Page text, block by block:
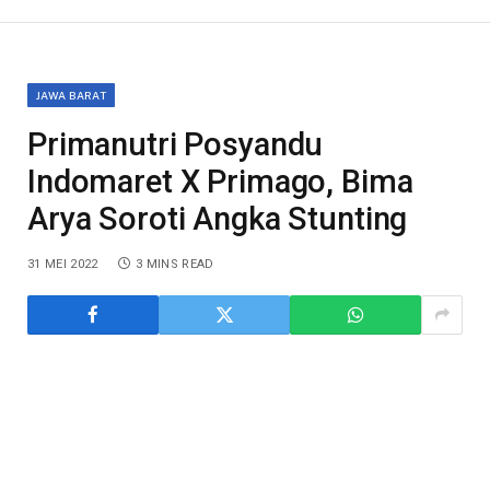
JAWA BARAT
Primanutri Posyandu
Indomaret X Primago, Bima
Arya Soroti Angka Stunting
31 MEI 2022 3 MINS READ